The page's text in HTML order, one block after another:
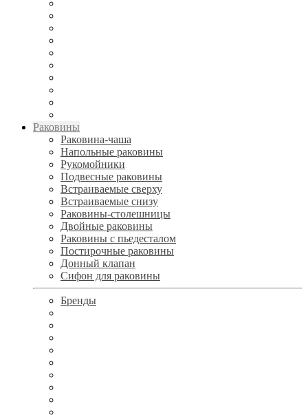
Раковины
Раковина-чаша
Напольные раковины
Рукомойники
Подвесные раковины
Встраиваемые сверху
Встраиваемые снизу
Раковины-столешницы
Двойные раковины
Раковины с пьедесталом
Постирочные раковины
Донный клапан
Сифон для раковины
Бренды